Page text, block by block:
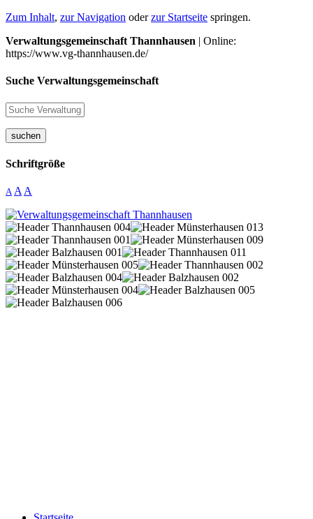
Zum Inhalt, zur Navigation oderzur Startseite springen.
Verwaltungsgemeinschaft Thannhausen | Online:
https://www.vg-thannhausen.de/
Suche Verwaltungsgemeinschaft
suchen
Schriftgröße
A A A